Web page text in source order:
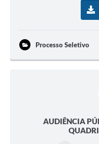
Processo Seletivo
AUDIÊNCIA